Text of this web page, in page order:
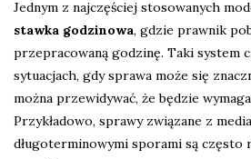
Jednym z najczęściej stosowanych
stawka godzinowa, gdzie prawnik
przepracowaną godzinę. Taki system
sytuacjach, gdy sprawa może się
można przewidywać, że będzie
Przykładowo, sprawy związane z
długoterminowymi sporami są często